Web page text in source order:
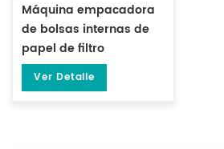
Máquina empacadora
de bolsas internas de
papel de filtro
cuadrado con sellado
lateral multifunción de 3
Ver Detalle